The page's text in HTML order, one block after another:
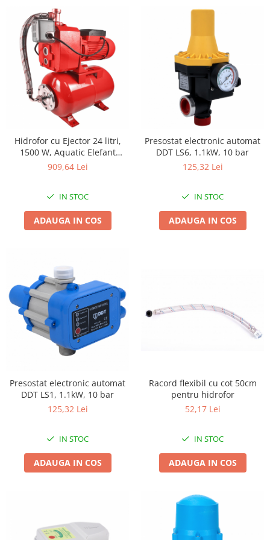
Proiectoare & lampi de lucru
Veioze si Lampi
Cantarire
Cantare comerciale
Cantare Corporale
Aparate de spalat cu presiune si
accesorii
Accesorii aparatele de spalat cu
Aparate de spalat cu presiune
Instalatii sanitare
Baterii baie
Baterii bucatarie
Baterii cada
Chiuvete bucatarie compozit
Chiuvete inox
Coloane de dus
Robineti
Tapet 3D Autoadeziv
incalzire
Aere conditionate
Panouri solare
Paturi electrice cu incalzire
Sobe pe lemne
Kit-uri siguranta auto
Hidrofor cu Ejector 24 litri,
1500 W, Aquatic Elefant
AutoDP 505, 100l/min rezervor
909,64 Lei
IN STOC
ADAUGA IN COS
Presostat electronic automat
DDT LS6, 1.1kW, 10 bar
125,32 Lei
IN STOC
ADAUGA IN COS
Presostat electronic automat
DDT LS1, 1.1kW, 10 bar
125,32 Lei
IN STOC
ADAUGA IN COS
Racord flexibil cu cot 50cm
pentru hidrofor
52,17 Lei
IN STOC
ADAUGA IN COS